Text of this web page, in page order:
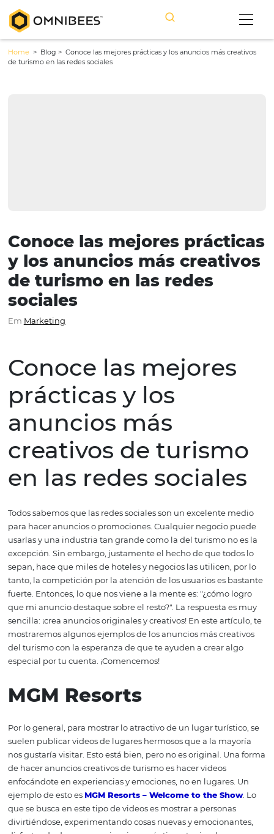
Home> Blog >Conoce las mejores prácticas y los anuncios más
Conoce las mejores
y los anuncios más
de turismo en las redes
EmMarketing
Conoce las
prácticas y los
anuncios más
creativos de
en las redes
Todos sabemos que las redes sociales son un excelente
para hacer anuncios o promociones. Cualquier negocio
usarlas y una industria tan grande como la del turismo
excepción. Sin embargo, justamente el hecho de que
sepan, hace que miles de hoteles y negocios las
fuerte. Entonces, lo que nos viene a la mente es: "¿cómo
sencilla: ¡crea anuncios originales y creativos! En este
mostraremos algunos ejemplos de los anuncios más
del turismo con la esperanza de que te ayuden a crear
especial por tu cuenta. ¡Comencemos!
MGM Resorts